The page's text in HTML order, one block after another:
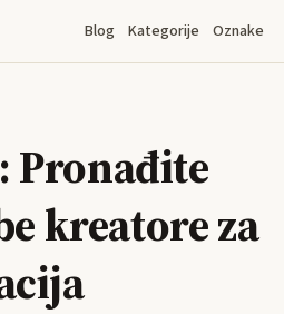
Blog Kategorije Oznake
Pronađite
kreatore za